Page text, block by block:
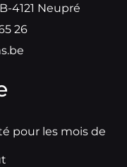
4121 Neupré
26
pour les mois de